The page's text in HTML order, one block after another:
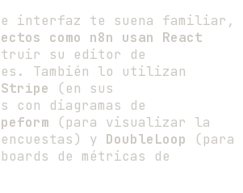
interfaz te suena familiar,
como n8n usan React
su editor de
También lo utilizan
Stripe (en sus
con diagramas de
(para visualizar la
y DoubleLoop (para
de métricas de